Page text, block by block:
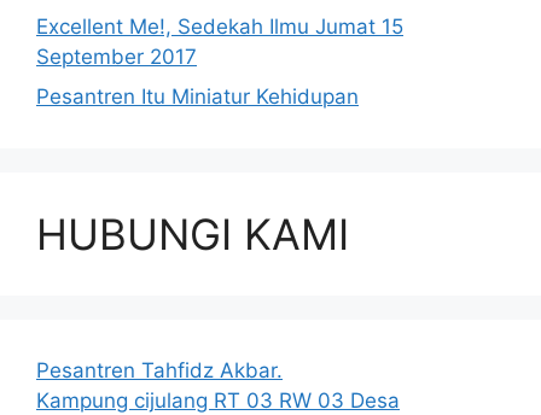
Excellent Me!, Sedekah Ilmu Jumat 15
September 2017
Pesantren Itu Miniatur Kehidupan
HUBUNGI KAMI
Pesantren Tahfidz Akbar.
Kampung cijulang RT 03 RW 03 Desa